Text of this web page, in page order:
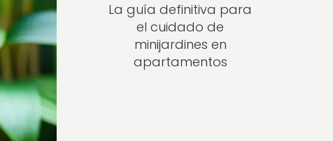
La guía definitiva para
el cuidado de
minijardines en
apartamentos